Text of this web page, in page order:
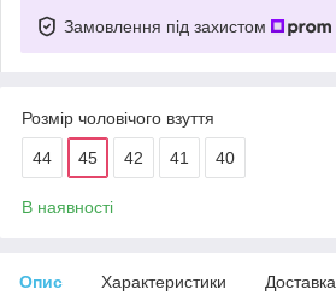
Замовлення під захистом
Розмір чоловічого взуття
44 45 42 41 40
В наявності
Опис Характеристики Доставка